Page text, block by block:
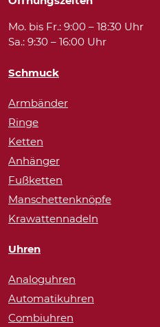
Mo. bis Fr.: 9:00 – 18:30 Uhr
Sa.: 9:30 – 16:00 Uhr
Schmuck
Armbänder
Ringe
Ketten
Anhänger
Fußketten
Manschettenknöpfe
Krawattennadeln
Uhren
Analoguhren
Automatikuhren
Combiuhren